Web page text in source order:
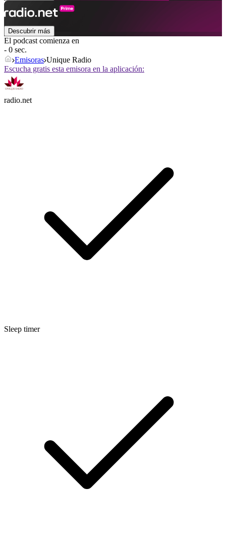
Descubrir más
El podcast comienza en
- 0 sec.
Emisoras Unique Radio
Escucha gratis esta emisora en la aplicación:
radio.net
Sleep timer